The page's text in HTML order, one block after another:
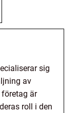
sig
av
är
roll i den